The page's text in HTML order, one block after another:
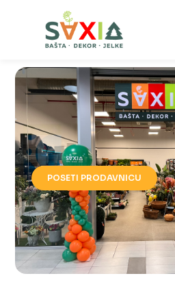
POSETI PRODAVNICU